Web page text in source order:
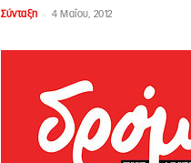
Σύνταξη - 4 Μαΐου, 2012